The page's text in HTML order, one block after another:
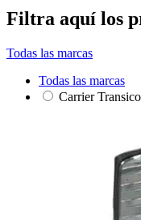
Filtra aquí los
Todas las marcas
Todas las marcas
Carrier